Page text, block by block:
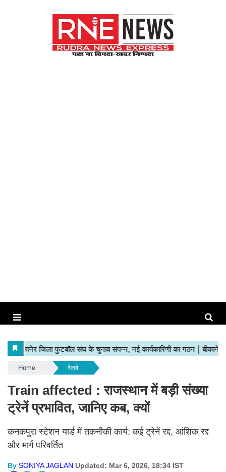
Home रेलवे
Train affected : राजस्थान में बड़ी संख्या
ट्रेनें प्रभावित, जानिए कब, क्यों
कनकपुरा स्टेशन यार्ड में तकनीकी कार्य: कई ट्रेनें रद्द, आंशिक रद्द
और मार्ग परिवर्तित
By SONIYA JAGLAN Updated: Mar 6, 2026, 18:34 IST